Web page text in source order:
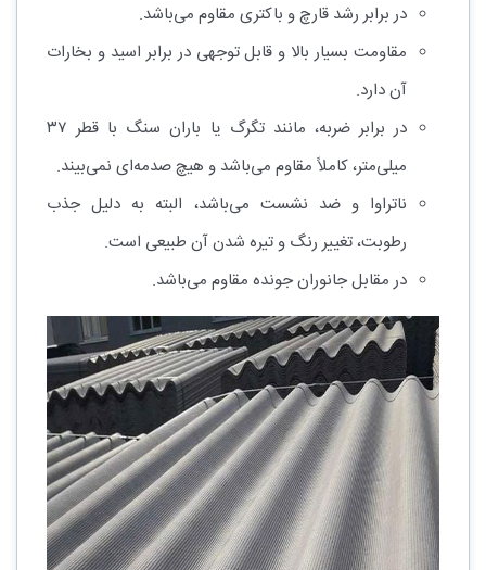
در برابر رشد قارچ و باکتری مقاوم می‌باشد.
مقاومت بسیار بالا و قابل توجهی در برابر اسید و بخارات
آن دارد.
در برابر ضربه، مانند تگرگ یا باران سنگ با قطر ۳۷
میلی‌متر، کاملاً مقاوم می‌باشد و هیچ صدمه‌ای نمی‌بیند.
ناتراوا و ضد نشست می‌باشد، البته به دلیل جذب
رطوبت، تغییر رنگ و تیره شدن آن طبیعی است.
در مقابل جانوران جونده مقاوم می‌باشد.